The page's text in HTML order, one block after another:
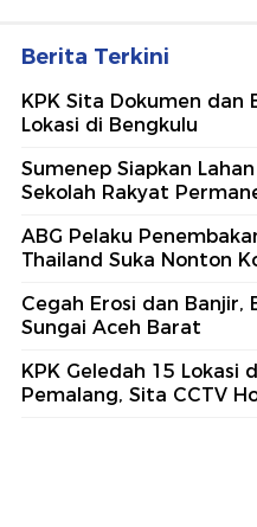
Berita Terkini
KPK Sita Dokumen
Lokasi di Bengkulu
Sumenep Siapkan
Sekolah Rakyat
ABG Pelaku
Thailand Suka Nonton
Cegah Erosi dan Banjir,
Sungai Aceh Barat
KPK Geledah 15 Lokasi
Pemalang, Sita CCTV